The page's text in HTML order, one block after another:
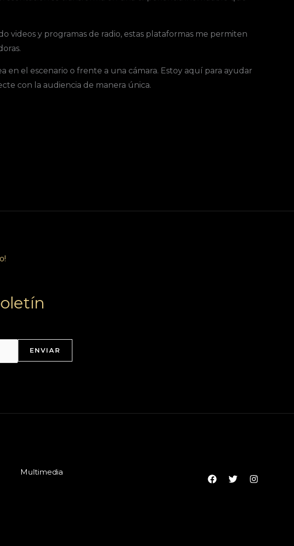
videos y programas de radio, estas plataformas me permiten
en el escenario o frente a una cámara. Estoy aquí para ayudar
con la audiencia de manera única.
ENVIAR
Multimedia